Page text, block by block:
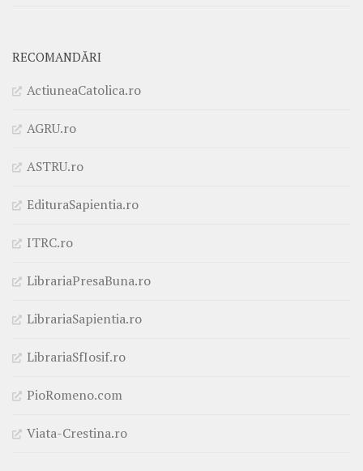
RECOMANDĂRI
ActiuneaCatolica.ro
AGRU.ro
ASTRU.ro
EdituraSapientia.ro
ITRC.ro
LibrariaPresaBuna.ro
LibrariaSapientia.ro
LibrariaSfIosif.ro
PioRomeno.com
Viata-Crestina.ro